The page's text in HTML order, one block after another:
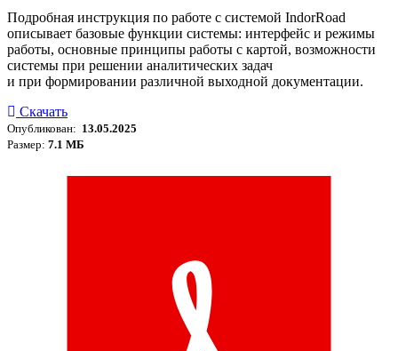
Подробная инструкция по работе с системой IndorRoad
описывает базовые функции системы: интерфейс и режимы
работы, основные принципы работы с картой, возможности
системы при решении аналитических задач
и при формировании различной выходной документации.
Скачать
Опубликован: 13.05.2025
Размер: 7.1 МБ